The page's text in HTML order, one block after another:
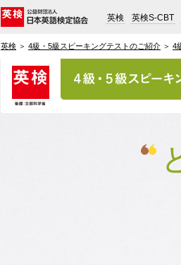
英検 英検S-CBT
英検 ＞ 4級・5級スピーキングテストのご紹介 ＞ 4